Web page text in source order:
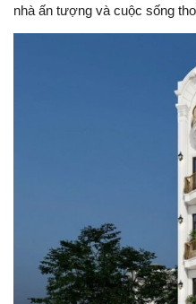
nhà ấn tượng và cuộc sống